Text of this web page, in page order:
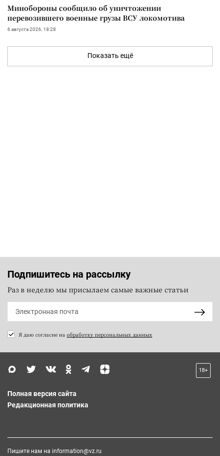
Минобороны сообщило об уничтожении
перевозившего военные грузы ВСУ локомотива
6 августа 2026, 18:28
Показать ещё
Подпишитесь на рассылку
Раз в неделю мы присылаем самые важные статьи
Я даю согласие на обработку персональных данных
18+
Полная версия сайта
Редакционная политика
Пишите нам на information@vz.ru